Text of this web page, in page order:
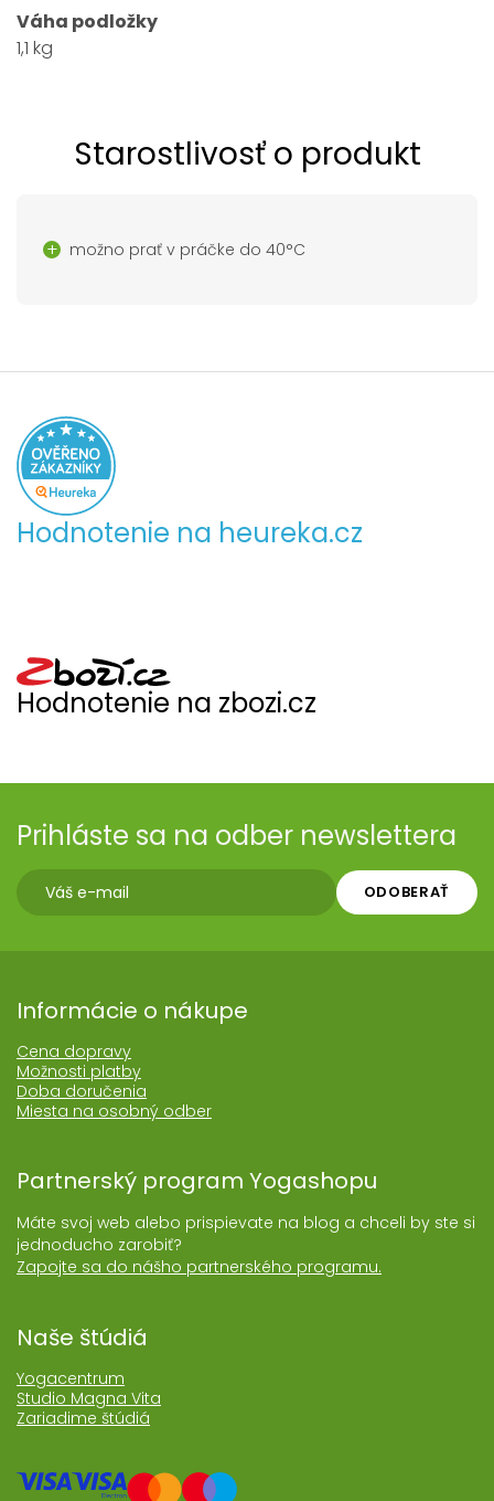
Váha podložky
1,1 kg
Starostlivosť o produkt
možno prať v práčke do 40°C
Hodnotenie na heureka.cz
Hodnotenie na zbozi.cz
Prihláste sa na odber newslettera
ODOBERAŤ
Informácie o nákupe
Cena dopravy
Možnosti platby
Doba doručenia
Miesta na osobný odber
Partnerský program Yogashopu
Máte svoj web alebo prispievate na blog a chceli by ste si
jednoducho zarobiť?
Zapojte sa do nášho partnerského programu.
Naše štúdiá
Yogacentrum
Studio Magna Vita
Zariadime štúdiá